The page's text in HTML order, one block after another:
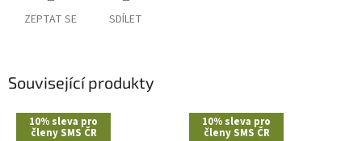
ZEPTAT SE SDÍLET
Související produkty
10% sleva pro
členy SMS ČR
10% sleva pro
členy SMS ČR